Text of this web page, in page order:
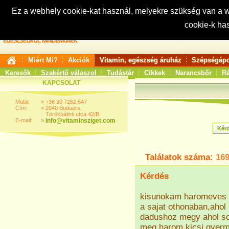
Ez a webhely cookie-kat használ, melyekre szükség van
cookie-k
Keresés:
Miért Mi? Akciók Vitamin, egészség áruház
Keresők
Szakértő válaszol Tudástár Cikkek Narancsbőr
KAPCSOLAT
Mobil:
Cím:
E-mail:
»
»
»
+36 30 7262 647
2040 Budaörs,
Törökbálinti utca 42/B
info@vitaminsziget.com
Találatok száma:
Kérdés
kisunokam
a sajat
dadushoz megy ahol